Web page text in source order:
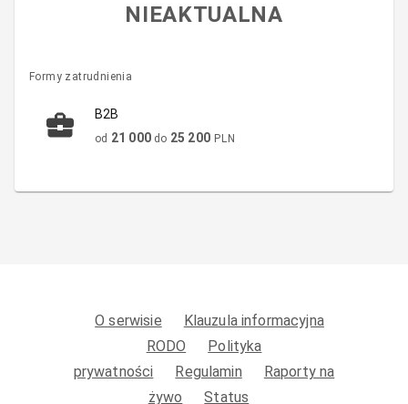
NIEAKTUALNA
Formy zatrudnienia
B2B
od 21 000 do 25 200 PLN
O serwisie
Klauzula informacyjna
RODO
Polityka
prywatności
Regulamin
Raporty na
żywo
Status